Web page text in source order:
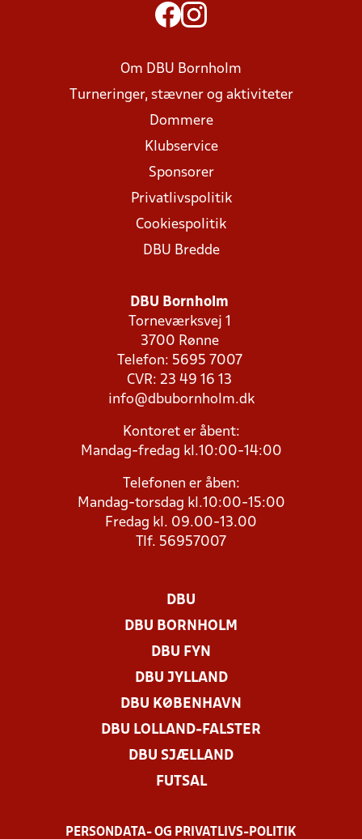
Om DBU Bornholm
Turneringer, stævner og aktiviteter
Dommere
Klubservice
Sponsorer
Privatlivspolitik
Cookiespolitik
DBU Bredde
DBU Bornholm
Torneværksvej 1
3700 Rønne
Telefon: 5695 7007
CVR: 23 49 16 13
info@dbubornholm.dk
Kontoret er åbent:
Mandag-fredag kl.10:00-14:00
Telefonen er åben:
Mandag-torsdag kl.10:00-15:00
Fredag kl. 09.00-13.00
Tlf. 56957007
DBU
DBU BORNHOLM
DBU FYN
DBU JYLLAND
DBU KØBENHAVN
DBU LOLLAND-FALSTER
DBU SJÆLLAND
FUTSAL
PERSONDATA- OG PRIVATLIVS-POLITIK